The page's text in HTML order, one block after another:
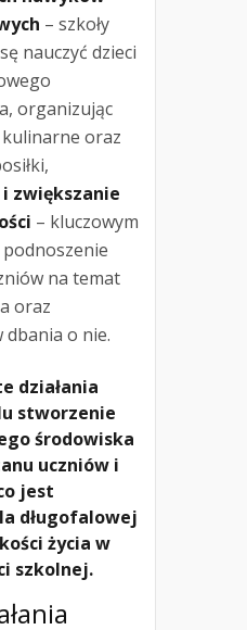
– szkoły
nauczyć dzieci
organizując
oraz
zwiększanie
– kluczowym
na temat
oraz
o nie.
działania
stworzenie
środowiska
uczniów i
jest
długofalowej
życia w
szkolnej.